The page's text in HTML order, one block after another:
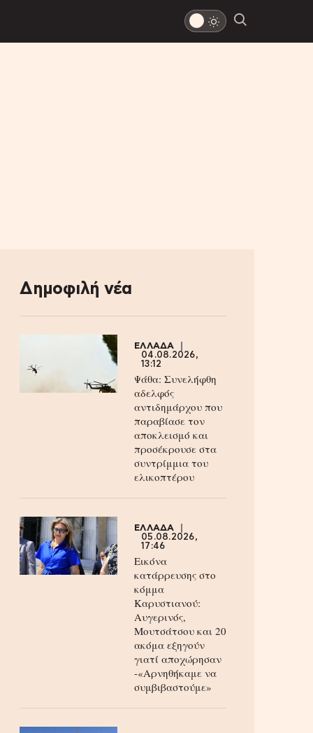
Δημοφιλή νέα
ΕΛΛΑΔΑ
04.08.2026,
13:12
Ψάθα: Συνελήφθη
αδελφός
αντιδημάρχου που
παραβίασε τον
αποκλεισμό και
προσέκρουσε στα
συντρίμμια του
ελικοπτέρου
ΕΛΛΑΔΑ
05.08.2026,
17:46
Εικόνα
κατάρρευσης στο
κόμμα
Καρυστιανού:
Αυγερινός,
Μουτσάτσου και 20
ακόμα εξηγούν
γιατί αποχώρησαν
-«Αρνηθήκαμε να
συμβιβαστούμε»